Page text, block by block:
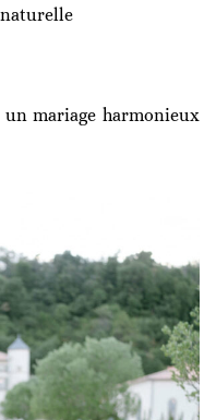
mariage harmonieux